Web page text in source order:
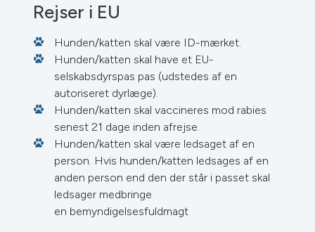
Rejser i EU
Hunden/katten skal være ID-mærket.
Hunden/katten skal have et EU-
selskabsdyrspas pas (udstedes af en
autoriseret dyrlæge).
Hunden/katten skal vaccineres mod rabies
senest 21 dage inden afrejse.
Hunden/katten skal være ledsaget af en
person. Hvis hunden/katten ledsages af en
anden person end den der står i passet skal
ledsager medbringe
en bemyndigelsesfuldmagt